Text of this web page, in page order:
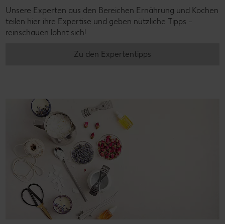
Unsere Experten aus den Bereichen Ernährung und Kochen
teilen hier ihre Expertise und geben nützliche Tipps –
reinschauen lohnt sich!
Zu den Expertentipps